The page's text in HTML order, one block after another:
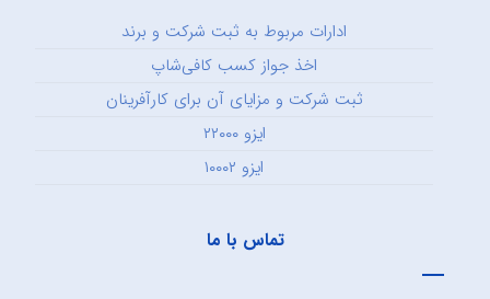
ادارات مربوط به ثبت شرکت و برند
اخذ جواز کسب کافی‌شاپ
ثبت شرکت و مزایای آن برای کارآفرینان
ایزو ۲۲۰۰۰
ایزو ۱۰۰۰۲
تماس با ما